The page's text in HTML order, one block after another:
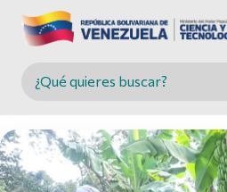
Buscar en MINCYT